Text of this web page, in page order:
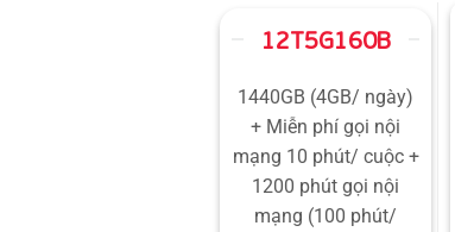
12T5G160B
1440GB (4GB/ ngày)
+ Miễn phí gọi nội
mạng 10 phút/ cuộc +
1200 phút gọi nội
mạng (100 phút/